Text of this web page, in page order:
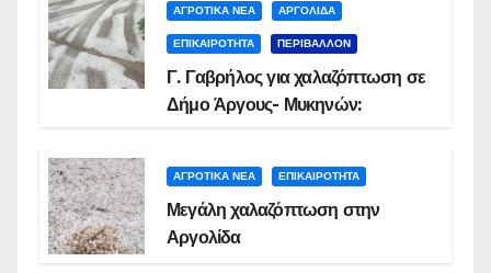
ΑΓΡΟΤΙΚΑ ΝΕΑ ΑΡΓΟΛΙΔΑ
ΕΠΙΚΑΙΡΟΤΗΤΑ ΠΕΡΙΒΑΛΛΟΝ
Γ. Γαβρήλος για χαλαζόπτωση σε
Δήμο Άργους- Μυκηνών:
ΑΓΡΟΤΙΚΑ ΝΕΑ ΕΠΙΚΑΙΡΟΤΗΤΑ
Μεγάλη χαλαζόπτωση στην
Αργολίδα